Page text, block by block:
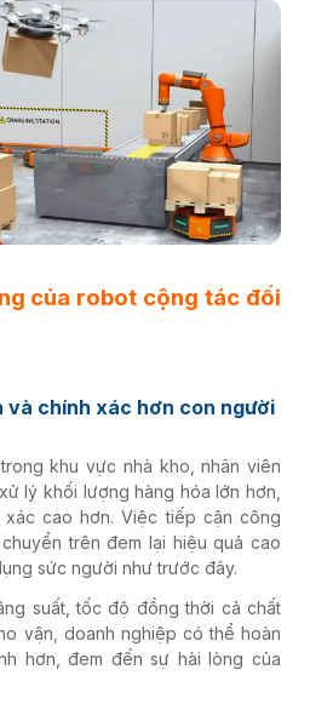
của robot cộng tác đối
và chính xác hơn con người
khu vực nhà kho, nhân viên
lý khối lượng hàng hóa lớn hơn,
cao hơn. Việc tiếp cận công
trên đem lại hiệu quả cao
sức người như trước đây.
suất, tốc độ đồng thời cả chất
vận, doanh nghiệp có thể hoàn
hơn, đem đến sự hài lòng của